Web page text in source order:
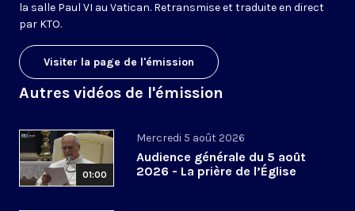
la salle Paul VI au Vatican. Retransmise et traduite en direct
par KTO.
Visiter la page de l'émission
Autres vidéos de l'émission
01:00
Mercredi 5 août 2026
Audience générale du 5 août
2026 - La prière de l’Église